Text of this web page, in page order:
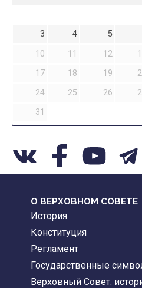
3
4 5
10
11 12
17
18 19
24
25 26
31
О ВЕРХОВНОМ СОВЕТЕ
История
Конституция
Регламент
Государственные
Верховный Совет: